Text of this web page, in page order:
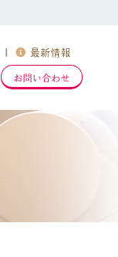
最新情報
お問い合わせ